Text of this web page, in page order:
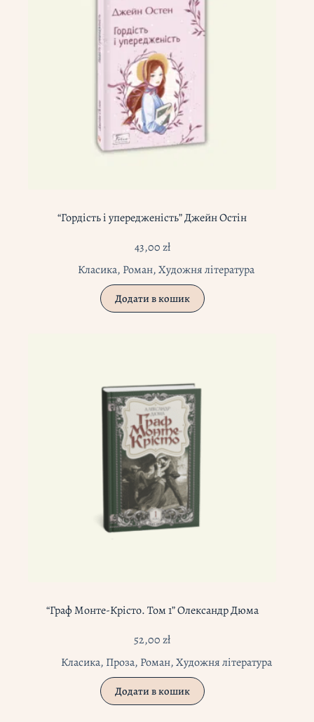
“Гордість і упередженість” Джейн Остін
43,00zł
Класика, Роман,Художня література
Додати в кошик
“Граф Монте-Крісто. Том 1” Олександр Дюма
52,00zł
Класика, Проза, Роман,Художня література
Додати в кошик